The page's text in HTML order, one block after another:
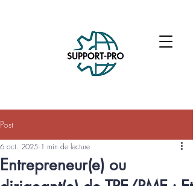
Post
Entrepreneur(e) ou
6 oct. 2025 1 min de lecture